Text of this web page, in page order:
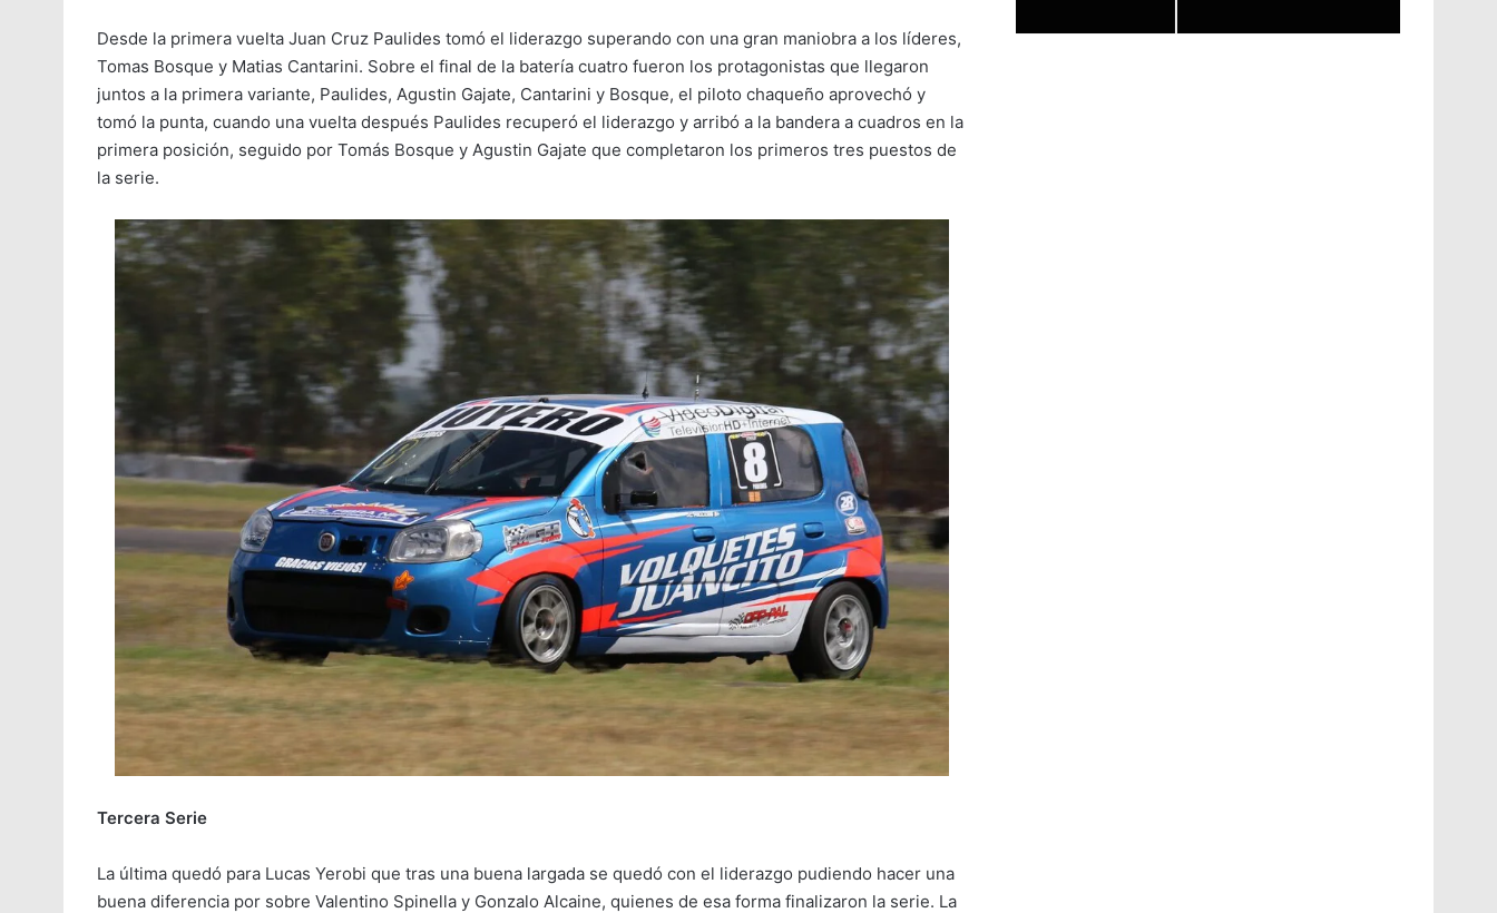
Desde la primera vuelta Juan Cruz Paulides tomó el liderazgo superando con una gran maniobra a los líderes,
Tomas Bosque y Matias Cantarini. Sobre el final de la batería cuatro fueron los protagonistas que llegaron
juntos a la primera variante, Paulides, Agustin Gajate, Cantarini y Bosque, el piloto chaqueño aprovechó y
tomó la punta, cuando una vuelta después Paulides recuperó el liderazgo y arribó a la bandera a cuadros en la
primera posición, seguido por Tomás Bosque y Agustin Gajate que completaron los primeros tres puestos de
la serie.
Tercera Serie
La última quedó para Lucas Yerobi que tras una buena largada se quedó con el liderazgo pudiendo hacer una
buena diferencia por sobre Valentino Spinella y Gonzalo Alcaine, quienes de esa forma finalizaron la serie. La